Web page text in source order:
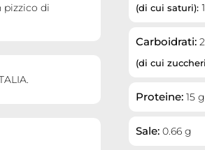
pizzico di
(di cui saturi):
Carboidrati:
(di cui
Proteine:15 g
Sale:0.66 g